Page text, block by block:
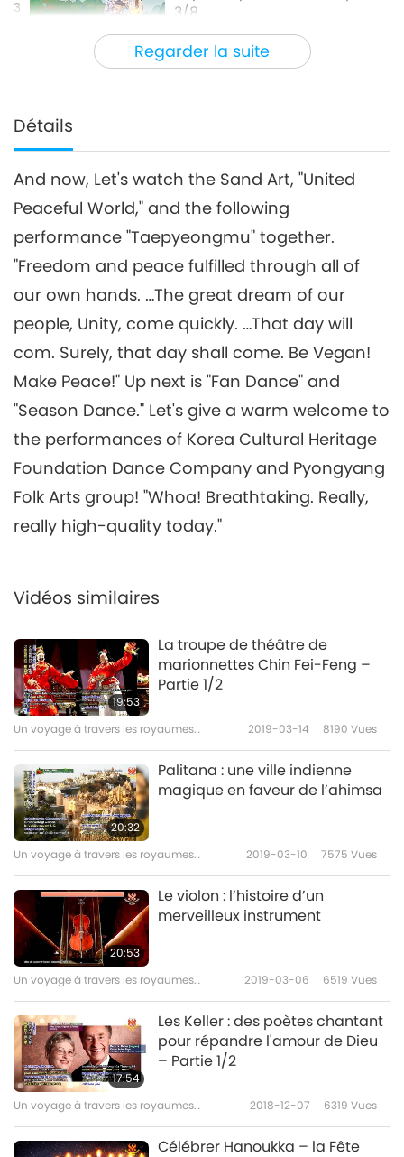
Regarder la suite
3
3/8
Un voyage à travers les royaumes
2019-11-05
4
31:22
Un voyage à travers les royaumes
2019-11-07 5783Vues
5
26:50
Célébration d’"Un monde
pacifique et uni'' en Corée,
partie 5/8
Un voyage à travers les royaumes
esthétiques
23:27
Célébration d’"Un monde
pacifique et uni'' en Corée,
partie 6/8
Un voyage à travers les royaumes
esthétiques
2019-11-13 5363Vues
23:32
Célébration d’"Un monde
pacifique et uni'' en Corée,
partie 7/8
8
34:56
pacifique et uni'' en Corée,
partie 8/8
Un voyage à travers les royaumes
esthétiques
Détails
And now, Let's watch the Sand Art, "United
Peaceful World," and the following
performance "Taepyeongmu" together.
"Freedom and peace fulfilled through all of
our own hands. …The great dream of our
people, Unity, come quickly. …That day will
com. Surely, that day shall come. Be Vegan!
Make Peace!" Up next is "Fan Dance" and
"Season Dance." Let's give a warm welcome to
the performances of Korea Cultural Heritage
Foundation Dance Company and Pyongyang
Folk Arts group! "Whoa! Breathtaking. Really,
really high-quality today."
Vidéos similaires
19:53
La troupe de théâtre de
marionnettes Chin Fei-Feng –
Partie 1/2
Un voyage à travers les royaumes
2019-03-14 8190 Vues
20:32
Palitana : une ville indienne
magique en faveur de l’ahimsa
Un voyage à travers les royaumes
2019-03-10 7575 Vues
20:53
Le violon : l’histoire d’un
merveilleux instrument
Un voyage à travers les royaumes
2019-03-06 6519 Vues
17:54
Les Keller : des poètes chantant
pour répandre l'amour de Dieu
– Partie 1/2
Un voyage à travers les royaumes
2018-12-07 6319 Vues
Célébrer Hanoukka – la Fête